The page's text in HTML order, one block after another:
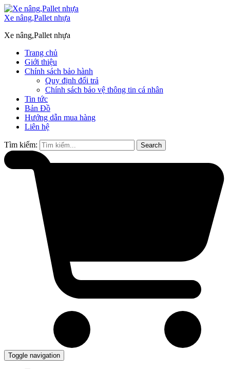
Xe nâng,Pallet nhựa
Xe nâng,Pallet nhựa
Trang chủ
Giới thiệu
Chính sách bảo hành
Quy định đổi trả
Chính sách bảo vệ thông tin cá nhân
Tin tức
Bản Đồ
Hướng dẫn mua hàng
Liên hệ
Tìm kiếm: Search
Toggle navigation